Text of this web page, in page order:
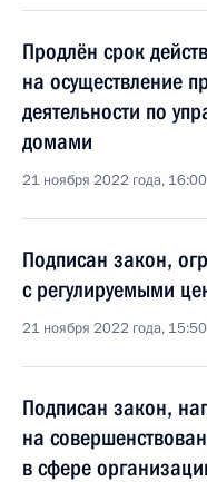
Продлён срок
на осуществление
деятельности по
домами
21 ноября 2022 года, 16:00
Подписан закон,
с регулируемыми
21 ноября 2022 года, 15:50
Подписан закон,
на
в сфере